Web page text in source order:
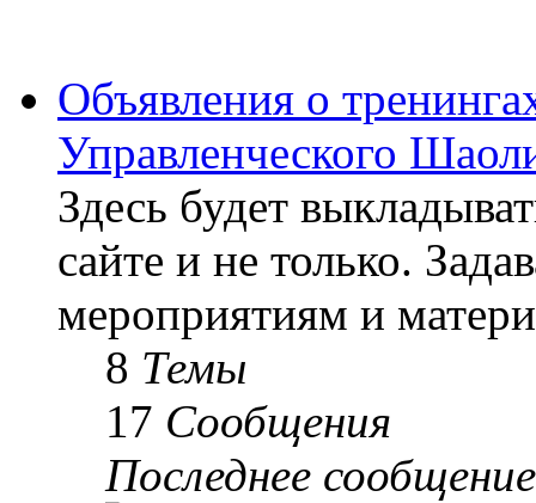
Объявления о
Управленческого
Здесь будет
сайте и не только.
мероприятиям и
8 Темы
17 Сообщения
Последнее сообщение